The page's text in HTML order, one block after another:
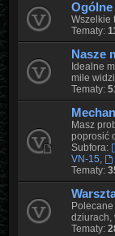
Ogólne
Wszelkie
Tematy:
Nasze
Idealne
mile
Tematy:
Masz
poprosić
Subfora:
VN-15,
Tematy:
dziurach,
Tematy: